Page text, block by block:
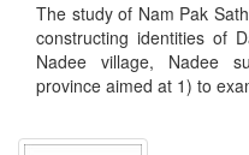
The study of Nam Pak
constructing identities of
Nadee village, Nadee
province aimed at 1) to